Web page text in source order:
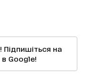
Підпишіться на
Google!